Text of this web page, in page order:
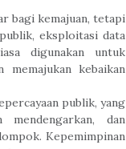
bagi kemajuan, tetapi
eksploitasi data
digunakan untuk
memajukan kebaikan
publik, yang
dan
Kepemimpinan